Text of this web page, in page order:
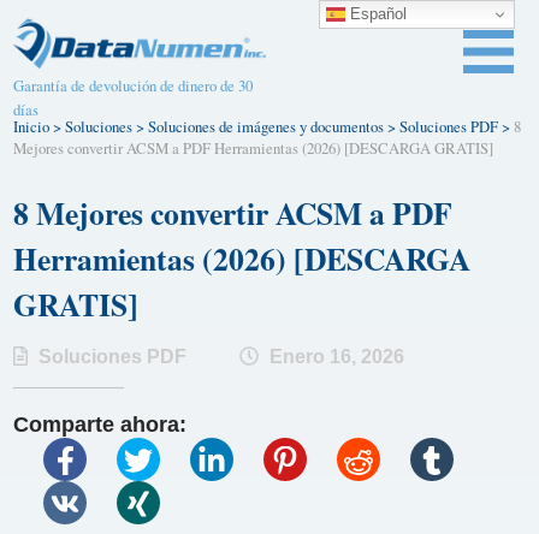
Garantía de devolución de dinero de 30
días
Inicio>Soluciones>Soluciones de imágenes y documentos>Soluciones PDF> 8
Mejores convertir ACSM a PDF Herramientas (2026) [DESCARGA GRATIS]
8 Mejores convertir ACSM a PDF
Herramientas (2026) [DESCARGA
GRATIS]
Soluciones PDF Enero 16, 2026
Comparte ahora:
Español